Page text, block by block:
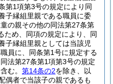
第1項第3号の規定により同
子縁組里親である職員に委
の親その他の同法第27条第
ため、同項の規定により、同
子縁組里親としては当該児
員に、同条第1号に規定する
法第27条第1項第3号の規定
む。 第14条の2を除き、以
偶者で当該子の親であるも